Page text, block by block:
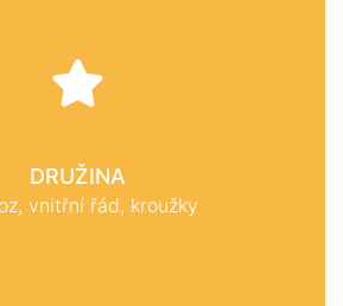
DRUŽINA
vnitřní řád, kroužky